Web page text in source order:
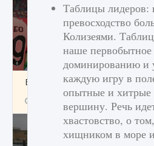
Входят ли «Милан» и «Интер»
Таблицы лидеров:
превосходство
Колизеями.
наше первобытное
доминированию и
каждую игру в
опытные и хитрые
вершину. Речь
хвастовство, о
хищником в море